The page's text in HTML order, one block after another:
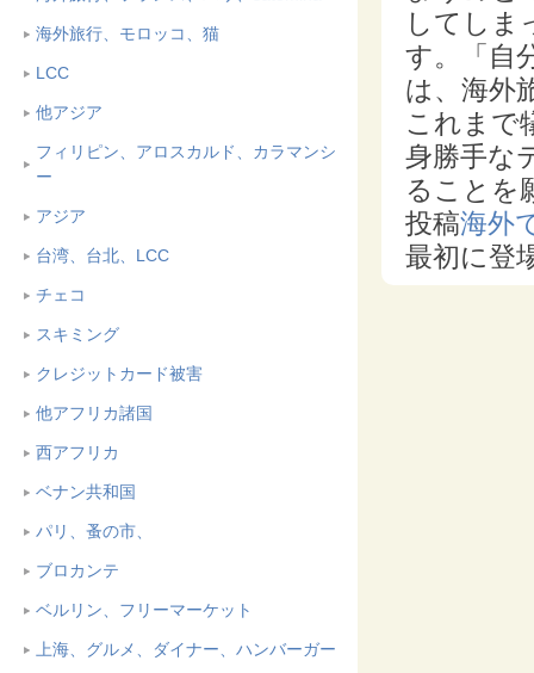
海外旅行、モロッコ、猫
LCC
他アジア
フィリピン、アロスカルド、カラマンシ
ー
アジア
台湾、台北、LCC
チェコ
スキミング
クレジットカード被害
他アフリカ諸国
西アフリカ
ベナン共和国
パリ、蚤の市、
ブロカンテ
ベルリン、フリーマーケット
上海、グルメ、ダイナー、ハンバーガー
してしま
す。「自
は、海外
これまで
身勝手な
ることを
投稿海外
最初に登